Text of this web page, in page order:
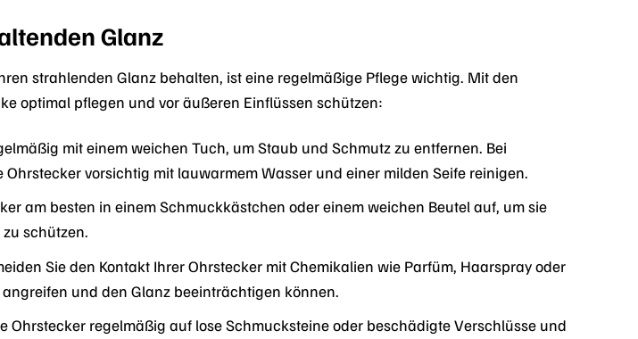
Glanz
strahlenden Glanz behalten, ist eine regelmäßige Pflege wichtig. Mit den
optimal pflegen und vor äußeren Einflüssen schützen:
mit einem weichen Tuch, um Staub und Schmutz zu entfernen. Bei
vorsichtig mit lauwarmem Wasser und einer milden Seife reinigen.
am besten in einem Schmuckkästchen oder einem weichen Beutel auf, um sie
schützen.
Sie den Kontakt Ihrer Ohrstecker mit Chemikalien wie Parfüm, Haarspray oder
und den Glanz beeinträchtigen können.
Ohrstecker regelmäßig auf lose Schmucksteine oder beschädigte Verschlüsse und